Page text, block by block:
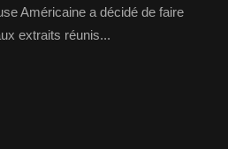
Américaine a décidé de faire
extraits réunis...